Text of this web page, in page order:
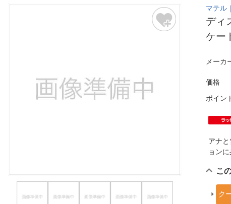
閲覧履歴
マテル
ディ
ケー
メーカ
価格
ポイン
アナ
ョン
こ
ク